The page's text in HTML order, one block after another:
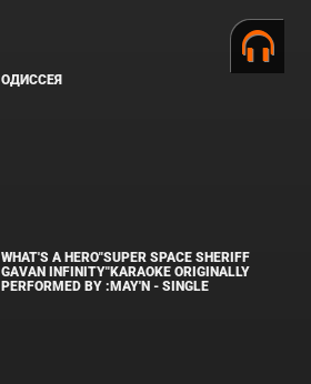
ОДИССЕЯ
WHAT'S A HERO"SUPER SPACE SHERIFF
GAVAN INFINITY"KARAOKE ORIGINALLY
PERFORMED BY :MAY'N - SINGLE